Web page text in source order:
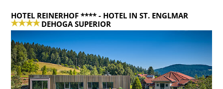
HOTEL REINERHOF ****- HOTEL IN ST. ENGLMAR
DEHOGA SUPERIOR